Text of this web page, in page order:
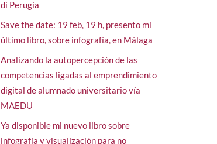
di Perugia
Save the date: 19 feb, 19 h, presento mi
último libro, sobre infografía, en Málaga
Analizando la autopercepción de las
competencias ligadas al emprendimiento
digital de alumnado universitario vía
MAEDU
Ya disponible mi nuevo libro sobre
infografía y visualización para no